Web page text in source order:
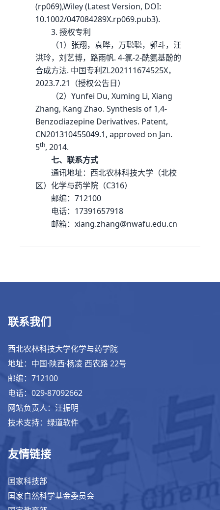
(rp069),Wiley (Latest Version, DOI:
10.1002/047084289X.rp069.pub3).
3. 授权专利
（1）张翔，袁晔，万聪聪，郭斗，汪
洪玲，刘艺博，路雨帆. 4-氯-2-酰氨基酚的
合成方法. 中国专利ZL202111674525X，
2023.7.21（授权公告日）
（2）Yunfei Du, Xuming Li, Xiang
Zhang, Kang Zhao. Synthesis of 1,4-
Benzodiazepine Derivatives. Patent,
CN201310455049.1, approved on Jan.
5th, 2014.
七、联系方式
通讯地址：西北农林科技大学（北校
区）化学与药学院（C316）
邮编：712100
电话：17391657918
邮箱：xiang.zhang@nwafu.edu.cn
联系我们
西北农林科技大学化学与药学院
地址：中国·陕西·杨凌 西农路 22号
邮编：712100
电话：029-87092662
网站负责人：汪振明
技术支持：绿道软件
友情链接
国家科技部
国家自然科学基金委员会